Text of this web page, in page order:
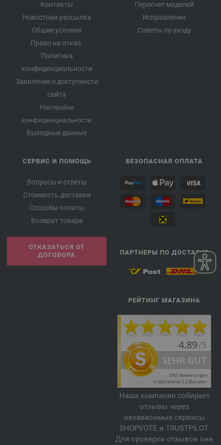
Контакты
Новостная рассылка
Общие условия
Право на отказ.
Политика
конфиденциальности
Заявление о доступности
сайта
Настройки
конфиденциальности
Выходные данные
Пересчет моделей
Исправления
Советы по уходу
СЕРВИС И ПОМОЩЬ
Вопросы и ответы
Стоимость доставки
Способы оплаты
Возврат товара
ОТКАЗАТЬСЯ ОТ
ДОГОВОРА
БЕЗОПАСНАЯ ОПЛАТА
ПАРТНЕРЫ ПО ДОСТАВКЕ
РЕЙТИНГ МАГАЗИНА
Наша компания собирает
отзывы через
независимые сервисы
SHOPVOTE и TRUSTPILOT.
Для проверки отзывов они